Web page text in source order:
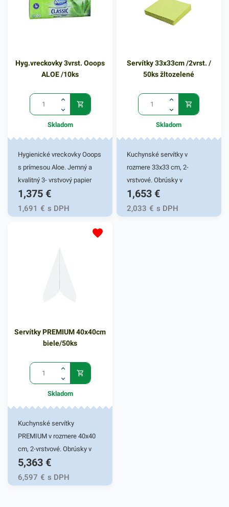
servírovaní jedál. Farba: biela
Hyg.vreckovky 3vrst. Ooops
ALOE /10ks
Skladom
Hygienické vreckovky Ooops
s prímesou Aloe. Jemný a
kvalitný 3- vrstvový papier
pre šetrný kontakt s
pokožkou. Balené po 10 ks.
1,375 €
1,691 € s DPH
Servítky 33x33cm /2vrst. /
50ks žltozelené
Skladom
Kuchynské servítky v
rozmere 33x33 cm, 2-
vrstvové. Obrúsky v
žltozelenej farbe v balení
50ks. Používajú sa v
reštauráciách, v
1,653 €
2,033 € s DPH
Servítky PREMIUM 40x40cm
biele/50ks
Skladom
Kuchynské servítky
PREMIUM v rozmere 40x40
cm, 2-vrstvové. Obrúsky v
bielej farbe v balení 50ks.
Používajú sa v reštauráciách,
v domácnostiach a pod.
5,363 €
6,597 € s DPH